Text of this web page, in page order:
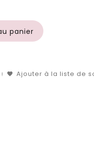
panier
Ajouter à la liste de